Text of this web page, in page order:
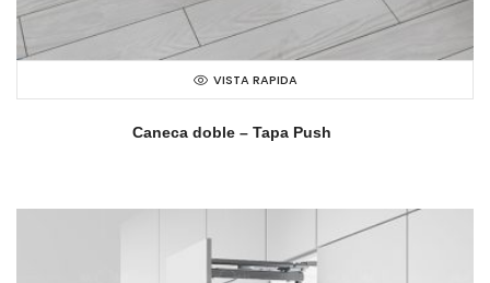
VISTA RAPIDA
Caneca doble – Tapa Push